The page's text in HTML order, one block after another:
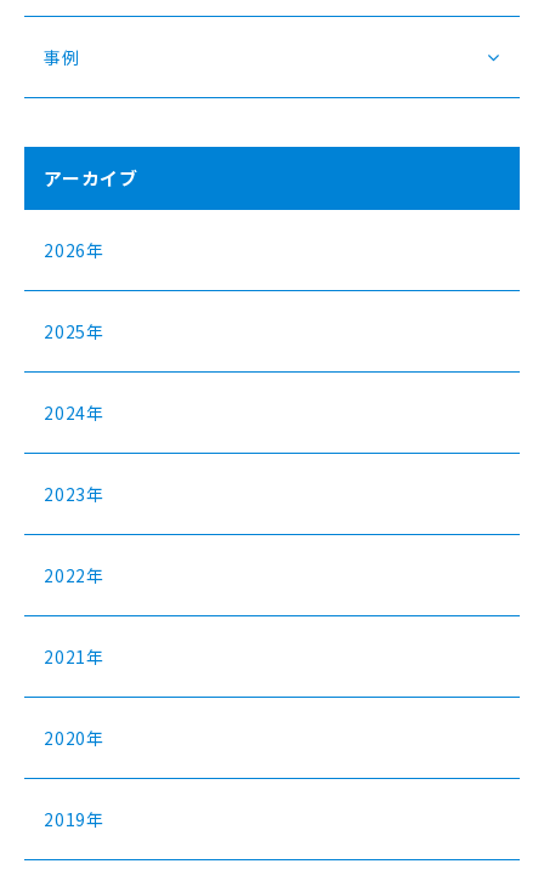
事例
アーカイブ
2026年
2025年
2024年
2023年
2022年
2021年
2020年
2019年